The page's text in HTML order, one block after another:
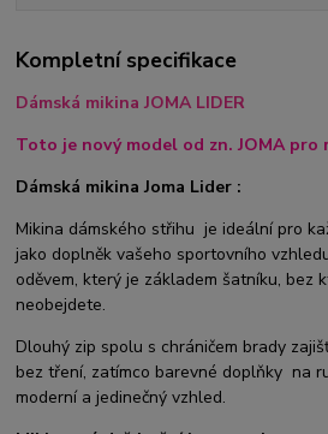
Kompletní specifikace
Dámská mikina JOMA LIDER
Toto je nový model od zn. JOMA pro
Dámská mikina Joma Lider :
Mikina dámského střihu je ideální pro
jako doplněk vašeho sportovního
oděvem, který je základem šatníku, bez
neobejdete.
Dlouhý zip spolu s chráničem brady
bez tření, zatímco barevné doplňky na
moderní a jedinečný vzhled.